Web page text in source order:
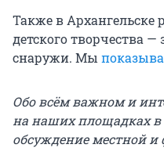
Также в Архангельске
детского творчества —
снаружи. Мы
Обо всём важном и
на наших площадках в
обсуждение местной и